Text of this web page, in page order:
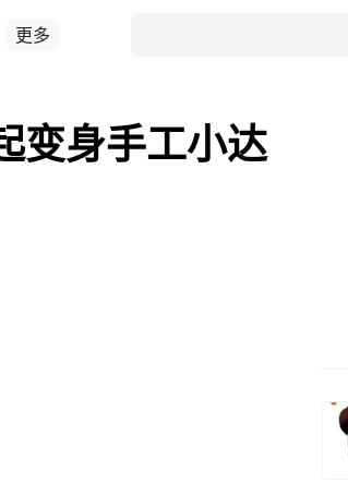
更多
变身手工小达